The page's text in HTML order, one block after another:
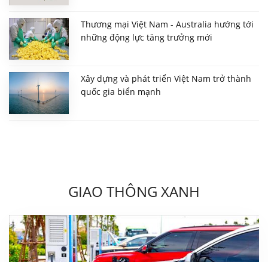
Thương mại Việt Nam - Australia hướng tới
những động lực tăng trưởng mới
Xây dựng và phát triển Việt Nam trở thành
quốc gia biển mạnh
GIAO THÔNG XANH